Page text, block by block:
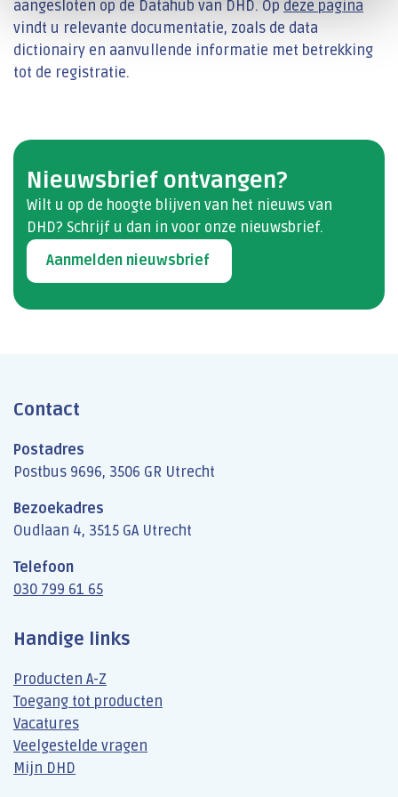
Nieuwsbrief ontvangen?
Wilt u op de hoogte blijven van het nieuws van
DHD? Schrijf u dan​ in voor onze nieuwsbrief.
Aanmelden nieuwsbrief
aangesloten op de Datahub van DHD. Op deze pagina
vindt u relevante documentatie, zoals de data
dictionairy en aanvullende informatie met betrekking
tot de registratie.
Contact
Postadres
Postbus 9696, 3506 GR Utrecht
Bezoekadres
Oudlaan 4, 3515 GA Utrecht
Telefoon
030 799 61 65
Handige links
Producten A-Z
Toegang tot producten
Vacatures
Veelgestelde vragen
Mijn DHD